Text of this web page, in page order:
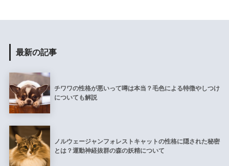
最新の記事
チワワの性格が悪いって噂は本当？毛色による特徴やしつけ
についても解説
ノルウェージャンフォレストキャットの性格に隠された秘密
とは？運動神経抜群の森の妖精について